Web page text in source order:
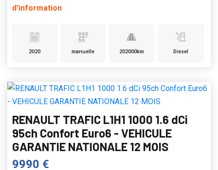
d'information
2020 manuelle 202000km Diesel
RENAULT TRAFIC L1H1 1000 1.6 dCi
95ch Confort Euro6 - VEHICULE
GARANTIE NATIONALE 12 MOIS
9990 €